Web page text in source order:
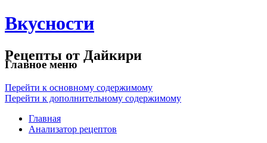
Вкусности
Рецепты от Дайкири
Главное меню
Перейти к основному содержимому
Перейти к дополнительному содержимому
Главная
Анализатор рецептов